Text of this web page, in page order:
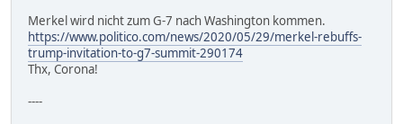
Merkel wird nicht zum G-7 nach Washington kommen.
https://www.politico.com/news/2020/05/29/merkel-rebuffs-
trump-invitation-to-g7-summit-290174
Thx, Corona!
----